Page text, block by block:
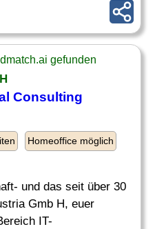
gefunden
Consulting
Homeoffice möglich
und das seit über 30
Gmb H, euer
IT-